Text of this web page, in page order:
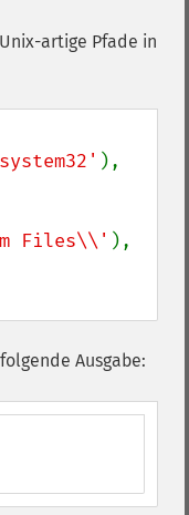
Unix-artige Pfade in
Files\\'
Ausgabe: